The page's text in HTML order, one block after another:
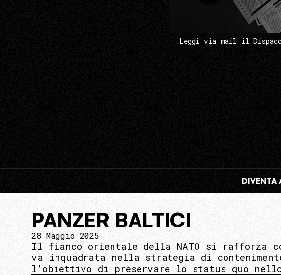
Leggi via mail il
DIVENTA
PANZER BALTICI
28 Maggio 2025
Il fianco orientale della NATO si rafforza
va inquadrata nella strategia di
l’obiettivo di preservare lo status quo